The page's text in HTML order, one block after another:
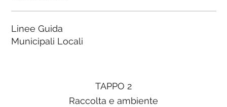
Linee Guida
Municipali Locali
TAPPO 2
Raccolta e ambiente